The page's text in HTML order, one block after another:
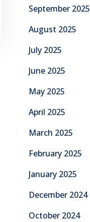
September 2025
August 2025
July 2025
June 2025
May 2025
April 2025
March 2025
February 2025
January 2025
December 2024
October 2024